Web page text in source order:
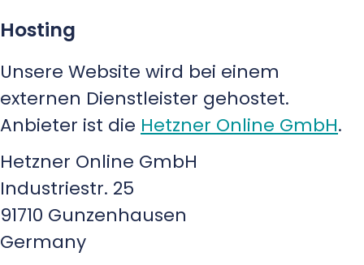
Hosting
Unsere Website wird bei einem
externen Dienstleister gehostet.
Anbieter ist die Hetzner Online GmbH.
Hetzner Online GmbH
Industriestr. 25
91710 Gunzenhausen
Germany